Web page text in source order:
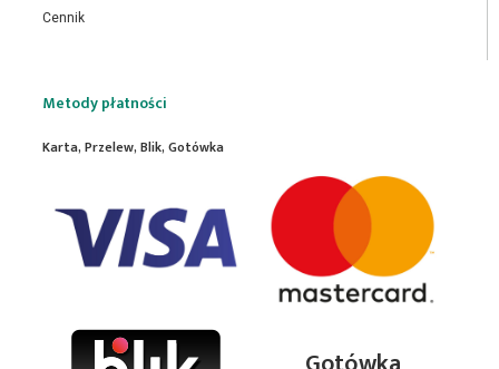
Cennik
Metody płatności
Karta, Przelew, Blik, Gotówka